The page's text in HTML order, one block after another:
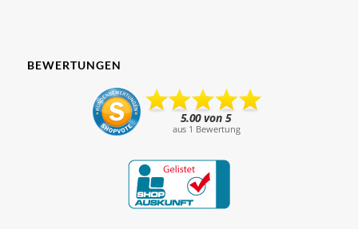
BEWERTUNGEN